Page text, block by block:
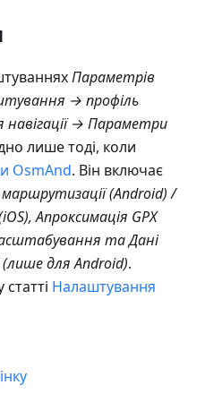
Параметрів
→ профіль
→ Параметри
лише тоді, коли
OsmAnd. Він включає
маршрутизації (Android) /
Апроксимація GPX
та Дані
(лише для Android).
Налаштування